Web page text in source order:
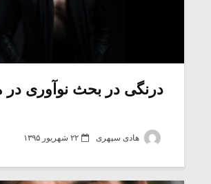
درنگی در بحث نوآوری
هادی سپهری ۲۲ شهریور ۱۳۹۵